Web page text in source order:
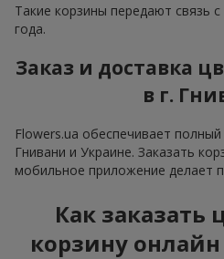
Такие корзины передают связь
года.
Заказ и доставка
в г.
Flowers.ua обеспечивает
Гнивани и Украине. Заказать
мобильное приложение делает
Как заказать
корзину